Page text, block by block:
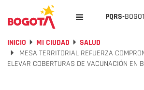
PQRS-
INICIO MI CIUDAD
SALUD
MESA TERRITORIAL REFUERZA
ELEVAR COBERTURAS DE VACUNACIÓN EN